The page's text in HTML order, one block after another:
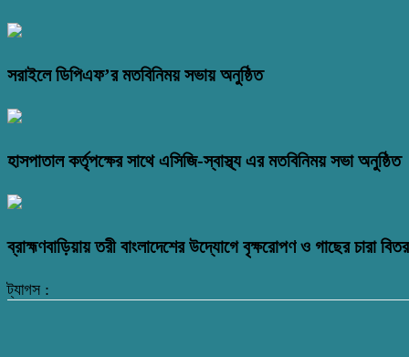
সরাইলে ডিপিএফ’র মতবিনিময় সভায় অনুষ্ঠিত
হাসপাতাল কর্তৃপক্ষের সাথে এসিজি-স্বাস্থ্য এর মতবিনিময় সভা অনুষ্ঠিত
ব্রাহ্মণবাড়িয়ায় তরী বাংলাদেশের উদ্যোগে বৃক্ষরোপণ ও গাছের চারা
ট্যাগস :